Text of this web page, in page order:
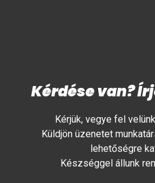
Kérdése van?
Kérjük, vegye fel
Küldjön üzenetet
lehetőségre
Készséggel állunk